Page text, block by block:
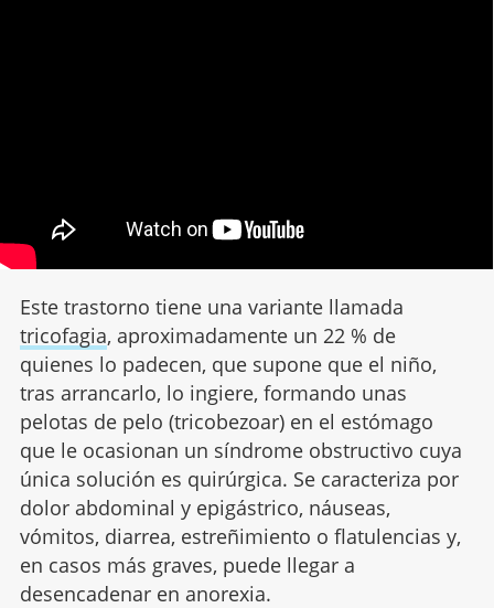
Este trastorno tiene una variante llamada
tricofagia, aproximadamente un 22 % de
quienes lo padecen, que supone que el niño,
tras arrancarlo, lo ingiere, formando unas
pelotas de pelo (tricobezoar) en el estómago
que le ocasionan un síndrome obstructivo cuya
única solución es quirúrgica. Se caracteriza por
dolor abdominal y epigástrico, náuseas,
vómitos, diarrea, estreñimiento o flatulencias y,
en casos más graves, puede llegar a
desencadenar en anorexia.